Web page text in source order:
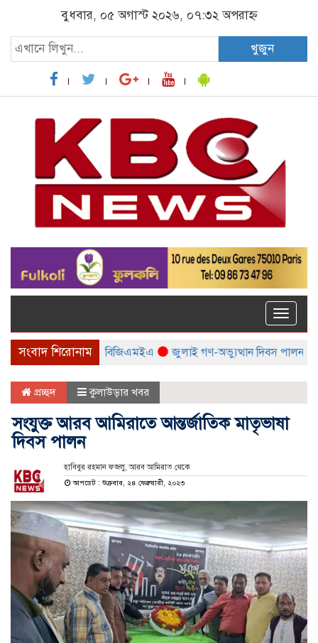
বুধবার, ০৫ অগাস্ট ২০২৬, ০৭:৩২ অপরাহ্ন
খুজুন
Toggle
সংবাদ শিরোনাম
করবে বিটিএমএ ও বিজিএমইএ জুলাই গণ-অভ্যুত্থান দিবস পালন
প্রচ্ছদ কুলাউড়ার খবর
সংযুক্ত আরব আমিরাতে আন্তর্জাতিক মাতৃভাষা
দিবস পালন
হাবিবুর রহমান ফজলু, আরব আমিরাত থেকে
আপডেট : শুক্রবার, ২৪ ফেব্রুয়ারী, ২০২৩